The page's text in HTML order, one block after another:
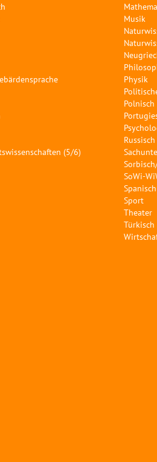
(5/6)
Musik
Physik
Polnisch
Russisch
SoWi-
Spanisch
Sport
Theater
Türkisch